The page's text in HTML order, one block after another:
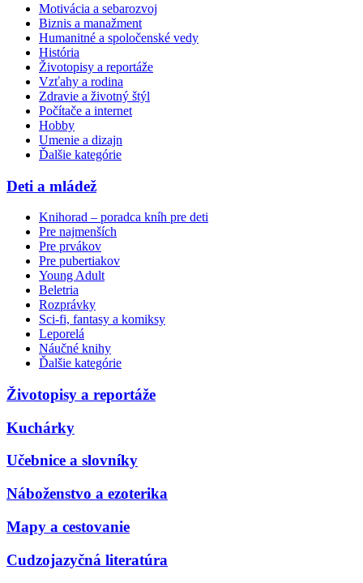
Motivácia a sebarozvoj
Biznis a manažment
Humanitné a spoločenské vedy
História
Životopisy a reportáže
Vzťahy a rodina
Zdravie a životný štýl
Počítače a internet
Hobby
Umenie a dizajn
Ďalšie kategórie
Deti a mládež
Knihorad – poradca kníh pre deti
Pre najmenších
Pre prvákov
Pre pubertiakov
Young Adult
Beletria
Rozprávky
Sci-fi, fantasy a komiksy
Leporelá
Náučné knihy
Ďalšie kategórie
Životopisy a reportáže
Kuchárky
Učebnice a slovníky
Náboženstvo a ezoterika
Mapy a cestovanie
Cudzojazyčná literatúra